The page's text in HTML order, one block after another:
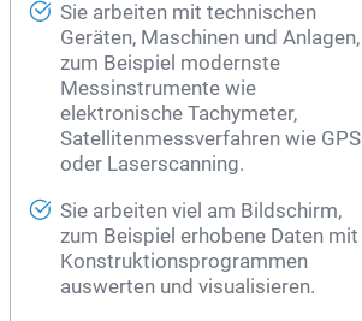
Sie arbeiten mit technischen
Geräten, Maschinen und Anlagen,
zum Beispiel modernste
Messinstrumente wie
elektronische Tachymeter,
Satellitenmessverfahren wie GPS
oder Laserscanning.
Sie arbeiten viel am Bildschirm,
zum Beispiel erhobene Daten mit
Konstruktionsprogrammen
auswerten und visualisieren.